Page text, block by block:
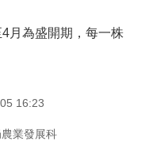
月為盛開期，每一株
16:23
業發展科